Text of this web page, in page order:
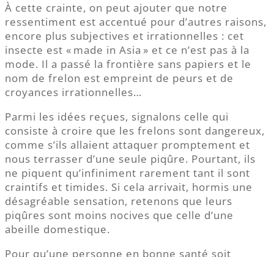
À cette crainte, on peut ajouter que notre
ressentiment est accentué pour d’autres raisons,
encore plus subjectives et irrationnelles : cet
insecte est « made in Asia » et ce n’est pas à la
mode. Il a passé la frontière sans papiers et le
nom de frelon est empreint de peurs et de
croyances irrationnelles…
Parmi les idées reçues, signalons celle qui
consiste à croire que les frelons sont dangereux,
comme s’ils allaient attaquer promptement et
nous terrasser d’une seule piqûre. Pourtant, ils
ne piquent qu’infiniment rarement tant il sont
craintifs et timides. Si cela arrivait, hormis une
désagréable sensation, retenons que leurs
piqûres sont moins nocives que celle d’une
abeille domestique.
Pour qu’une personne en bonne santé soit